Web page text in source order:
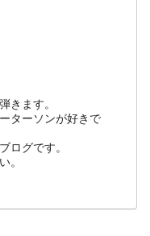
きます。
ターソンが好きで
ログです。
。